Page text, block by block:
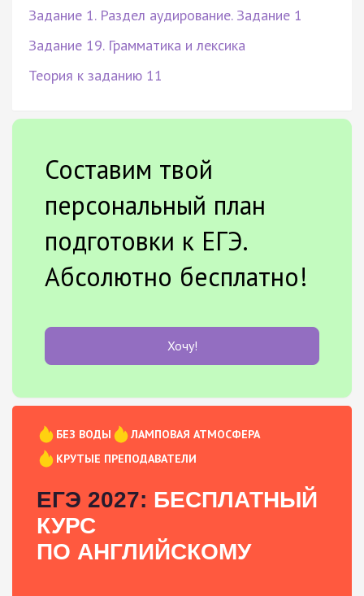
Задание 1. Раздел аудирование. Задание 1
Задание 19. Грамматика и лексика
Теория к заданию 11
Составим твой
персональный план
подготовки к ЕГЭ.
Абсолютно бесплатно!
Хочу!
БЕЗ ВОДЫ
ЛАМПОВАЯ АТМОСФЕРА
КРУТЫЕ ПРЕПОДАВАТЕЛИ
ЕГЭ 2027: БЕСПЛАТНЫЙ
КУРС
ПО АНГЛИЙСКОМУ